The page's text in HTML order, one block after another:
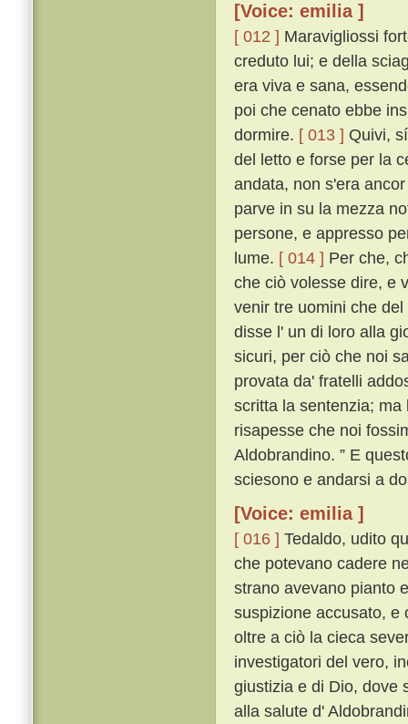
[Voice: emilia ]
[ 012 ] Maravigliossi
creduto lui; e della
era viva e sana,
poi che cenato ebbe
dormire. [ 013 ] Quivi,
del letto e forse per la
andata, non s'era
parve in su la mezza
persone, e appresso
lume. [ 014 ] Per che,
che ciò volesse dire, e
venir tre uomini che
disse l' un di loro alla
sicuri, per ciò che noi
provata da' fratelli
scritta la sentenzia;
risapesse che noi
Aldobrandino. ” E
sciesono e andarsi a
[Voice: emilia ]
[ 016 ] Tedaldo, udito
che potevano cadere
strano avevano pianto
suspizione accusato, e
oltre a ciò la cieca
investigatori del vero,
giustizia e di Dio, dove
alla salute d'